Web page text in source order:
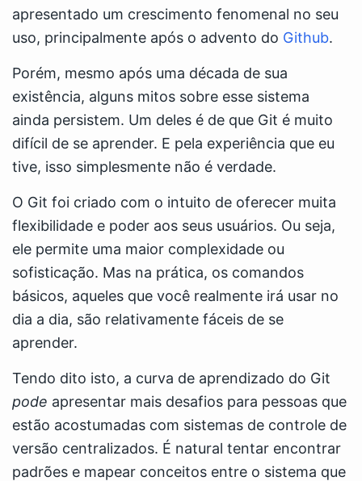
apresentado um crescimento fenomenal no seu
uso, principalmente após o advento do Github.
Porém, mesmo após uma década de sua
existência, alguns mitos sobre esse sistema
ainda persistem. Um deles é de que Git é muito
difícil de se aprender. E pela experiência que eu
tive, isso simplesmente não é verdade.
O Git foi criado com o intuito de oferecer muita
flexibilidade e poder aos seus usuários. Ou seja,
ele permite uma maior complexidade ou
sofisticação. Mas na prática, os comandos
básicos, aqueles que você realmente irá usar no
dia a dia, são relativamente fáceis de se
aprender.
Tendo dito isto, a curva de aprendizado do Git
pode apresentar mais desafios para pessoas que
estão acostumadas com sistemas de controle de
versão centralizados. É natural tentar encontrar
padrões e mapear conceitos entre o sistema que